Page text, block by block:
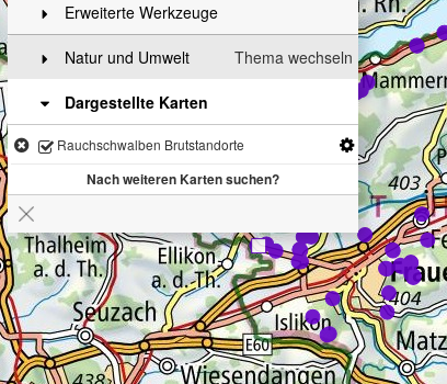
Erweiterte Werkzeuge
Thema wechseln
Natur und Umwelt
Dargestellte Karten
Rauchschwalben Brutstandorte
Nach weiteren Karten suchen?